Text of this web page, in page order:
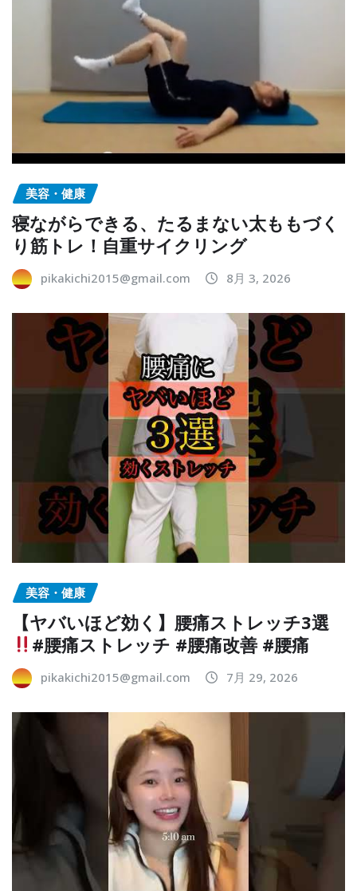
美容・健康
寝ながらできる、たるまない太ももづく
り筋トレ！自重サイクリング
pikakichi2015@gmail.com 8月 3, 2026
美容・健康
【ヤバいほど効く】腰痛ストレッチ3選
#腰痛ストレッチ #腰痛改善 #腰痛
pikakichi2015@gmail.com 7月 29, 2026